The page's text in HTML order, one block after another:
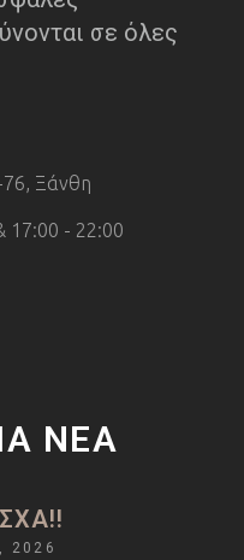
σε όλες
76, Ξάνθη
17:00 - 22:00
ΝΈΑ
2026